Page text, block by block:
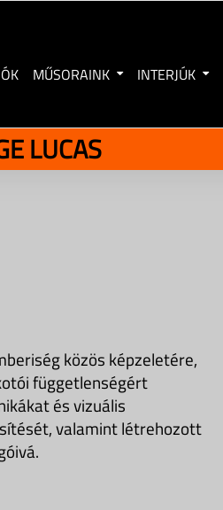
MŰSORAINK INTERJÚK
LUCAS
közös képzeletére,
függetlenségért
és vizuális
valamint létrehozott